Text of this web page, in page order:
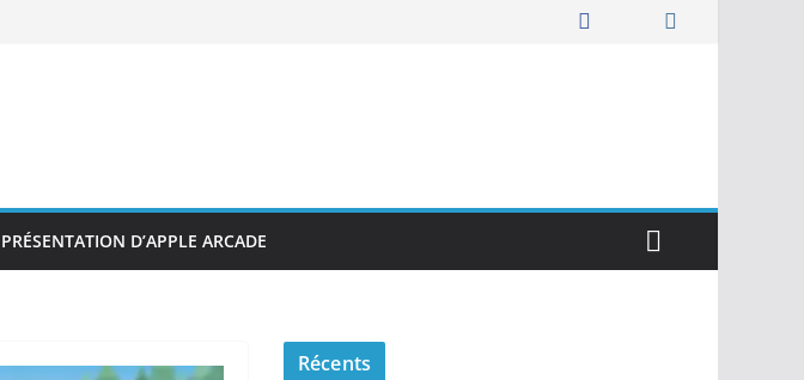
PRÉSENTATION D’APPLE ARCADE
Récents